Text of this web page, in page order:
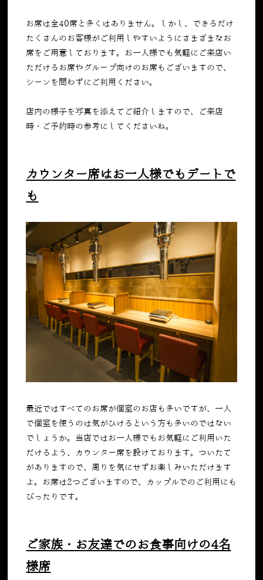
お席は全40席と多くはありません。しかし、できるだけ
たくさんのお客様がご利用しやすいようにさまざまなお
席をご用意しております。お一人様でも気軽にご来店い
ただけるお席やグループ向けのお席もございますので、
シーンを問わずにご利用ください。
店内の様子を写真を添えてご紹介しますので、ご来店
時・ご予約時の参考にしてくださいね。
カウンター席はお一人様でもデートで
も
最近ではすべてのお席が個室のお店も多いですが、一人
で個室を使うのは気がひけるという方も多いのではない
でしょうか。当店ではお一人様でもお気軽にご利用いた
だけるよう、カウンター席を設けております。ついたて
がありますので、周りを気にせずお楽しみいただけます
よ。お席は2つございますので、カップルでのご利用にも
ぴったりです。
ご家族・お友達でのお食事向けの4名
様席